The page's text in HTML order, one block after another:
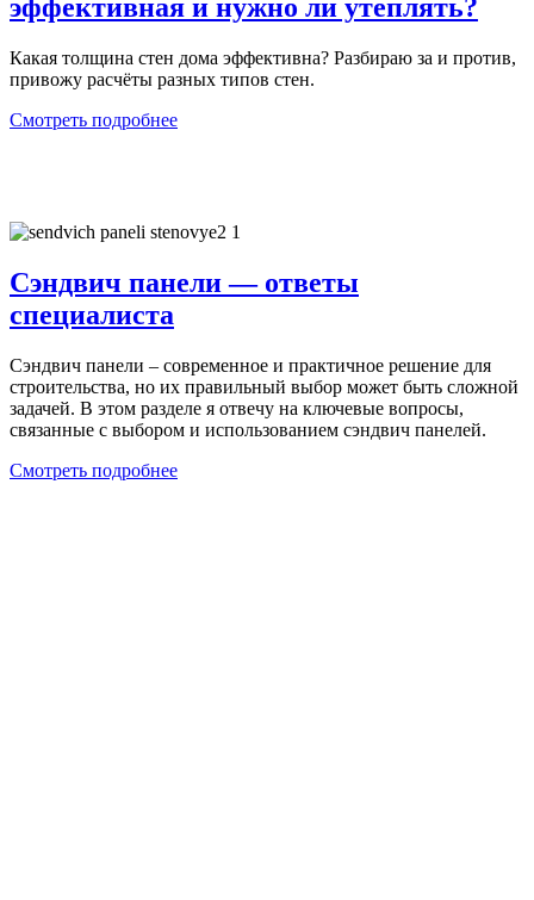
эффективная и нужно ли утеплять?
Какая толщина стен дома эффективна? Разбираю за и против,
привожу расчёты разных типов стен.
Смотреть подробнее
Сэндвич панели — ответы
специалиста
Сэндвич панели – современное и практичное решение для
строительства, но их правильный выбор может быть сложной
задачей. В этом разделе я отвечу на ключевые вопросы,
связанные с выбором и использованием сэндвич панелей.
Смотреть подробнее